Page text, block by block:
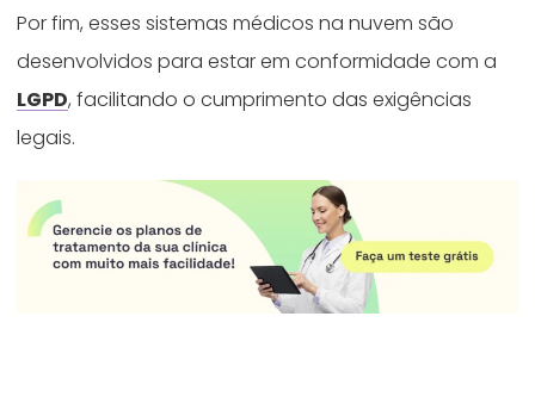
Por fim, esses sistemas médicos na nuvem são
desenvolvidos para estar em conformidade com a
LGPD, facilitando o cumprimento das exigências
legais.